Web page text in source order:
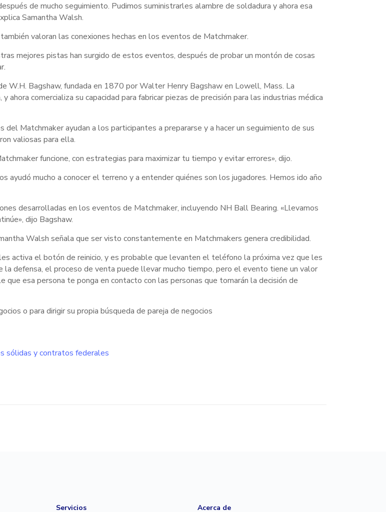
de mucho seguimiento. Pudimos suministrarles alambre de soldadura y ahora esa
Samantha Walsh.
valoran las conexiones hechas en los eventos de Matchmaker.
mejores pistas han surgido de estos eventos, después de probar un montón de cosas
W.H. Bagshaw, fundada en 1870 por Walter Henry Bagshaw en Lowell, Mass. La
comercializa su capacidad para fabricar piezas de precisión para las industrias médica
Matchmaker ayudan a los participantes a prepararse y a hacer un seguimiento de sus
valiosas para ella.
funcione, con estrategias para maximizar tu tiempo y evitar errores», dijo.
ayudó mucho a conocer el terreno y a entender quiénes son los jugadores. Hemos ido año
desarrolladas en los eventos de Matchmaker, incluyendo NH Ball Bearing. «Llevamos
dijo Bagshaw.
Walsh señala que ser visto constantemente en Matchmakers genera credibilidad.
activa el botón de reinicio, y es probable que levanten el teléfono la próxima vez que les
defensa, el proceso de venta puede llevar mucho tiempo, pero el evento tiene un valor
que esa persona te ponga en contacto con las personas que tomarán la decisión de
o para dirigir su propia búsqueda de pareja de negocios
sólidas y contratos federales
Servicios Acerca de